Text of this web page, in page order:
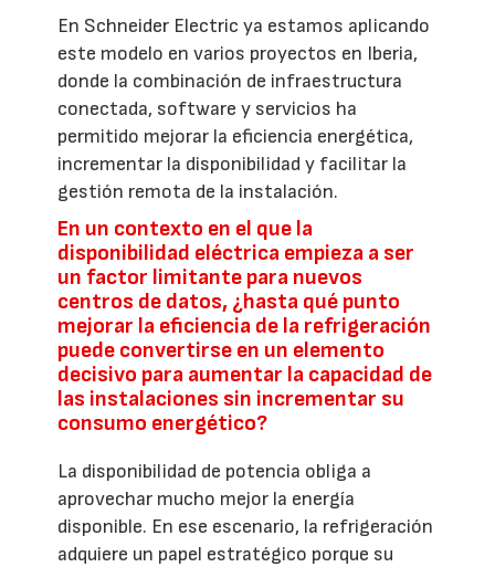
En Schneider Electric ya estamos aplicando
este modelo en varios proyectos en Iberia,
donde la combinación de infraestructura
conectada, software y servicios ha
permitido mejorar la eficiencia energética,
incrementar la disponibilidad y facilitar la
gestión remota de la instalación.
En un contexto en el que la
disponibilidad eléctrica empieza a ser
un factor limitante para nuevos
centros de datos, ¿hasta qué punto
mejorar la eficiencia de la refrigeración
puede convertirse en un elemento
decisivo para aumentar la capacidad de
las instalaciones sin incrementar su
consumo energético?
La disponibilidad de potencia obliga a
aprovechar mucho mejor la energía
disponible. En ese escenario, la refrigeración
adquiere un papel estratégico porque su